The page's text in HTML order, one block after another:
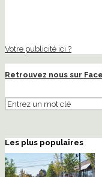
Votre publicité ici ?
Retrouvez nous sur
Les plus populaires